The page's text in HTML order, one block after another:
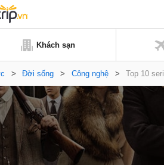
Khách sạn
> Đời sống > Công nghệ > Top 10